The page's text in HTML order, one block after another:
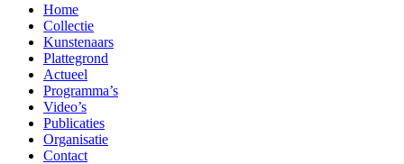
Home
Collectie
Kunstenaars
Plattegrond
Actueel
Programma’s
Video’s
Publicaties
Organisatie
Contact